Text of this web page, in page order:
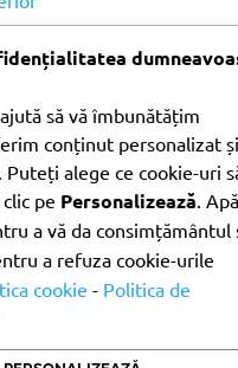
sau SPC? Diferențele care
zidărie – avantajele
alegerea vopselei
pentru lucrările de
să vă îmbunătățim
conținut personalizat
alege ce cookie-uri
pe Personalizează .
a vă da consimțământul
a refuza cookie-urile
cookie - Politica de